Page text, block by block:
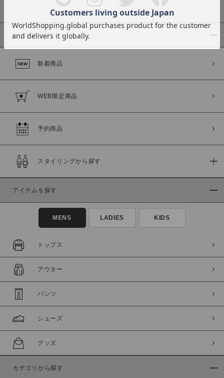
価格
～
商品タイプ
在庫
ピックアップ
新着商品
WEB限定商品
予約商品
スタイリングから探す
アイテムを探す
MENS LADIES KIDS
トップス
アウター
パンツ
シューズ
グッズ
カテゴリから探す